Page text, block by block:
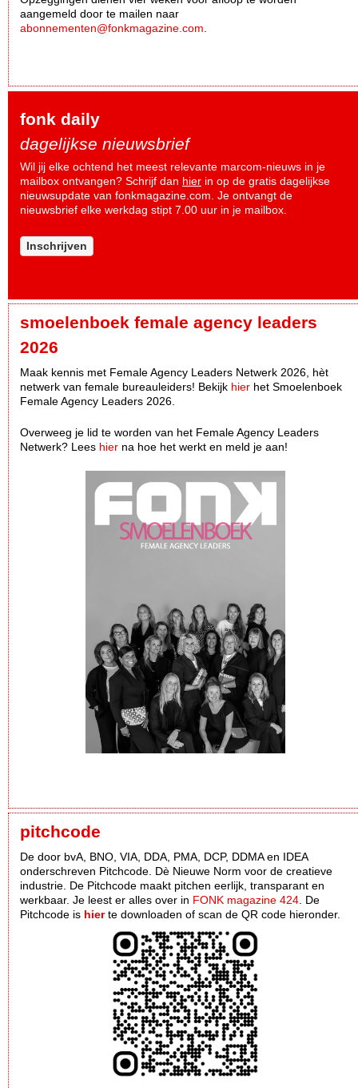
aangemeld door te mailen naar
abonnementen@fonkmagazine.com
fonk daily
dagelijkse nieuwsbrief
Wil jij elke ochtend het meest relevante marcom-nieuws in je
mailbox ontvangen? Schrijf dan hier in op de gratis dagelijkse
nieuwsupdate van fonkmagazine.com. Je ontvangt de
nieuwsbrief elke werkdag stipt 7.00 uur in je mailbox.
Inschrijven
smoelenboek female agency leaders
2026
Maak kennis met Female Agency Leaders Netwerk 2026, hèt
netwerk van female bureauleiders! Bekijk hier het Smoelenboek
Female Agency Leaders 2026.
Overweeg je lid te worden van het Female Agency Leaders
Netwerk? Lees hier na hoe het werkt en meld je aan!
pitchcode
De door bvA, BNO, VIA, DDA, PMA, DCP, DDMA en IDEA
onderschreven Pitchcode. Dè Nieuwe Norm voor de creatieve
industrie. De Pitchcode maakt pitchen eerlijk, transparant en
werkbaar. Je leest er alles over in FONK magazine 424 . De
Pitchcode is hierte downloaden of scan de QR code hieronder.